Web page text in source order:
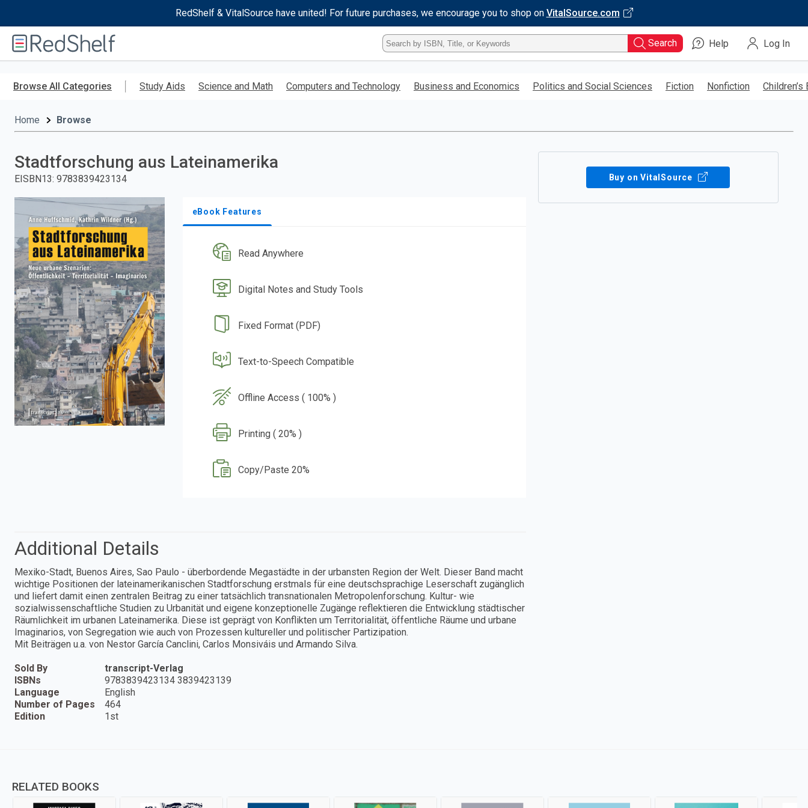
RedShelf & VitalSource have united! For future purchases, we encourage you to shop on VitalSource.com
RedShelf
Type
ISBN,
Title,
Keyword
Search Help Log In
Browse All Categories Study Aids Science and Math Computers and Technology Business and Economics Politics and Social Sciences Fiction Nonfiction Children’s
Home Browse
Stadtforschung aus Lateinamerika
EISBN13: 9783839423134
eBook Features
Read Anywhere
Digital Notes and Study Tools
Fixed Format (PDF)
Text-to-Speech Compatible
Offline Access ( 100% )
Printing ( 20% )
Copy/Paste 20%
Buy on VitalSource
Additional Details
Mexiko-Stadt, Buenos Aires, Sao Paulo - überbordende Megastädte in der urbansten Region der Welt. Dieser Band macht
wichtige Positionen der lateinamerikanischen Stadtforschung erstmals für eine deutschsprachige Leserschaft zugänglich
und liefert damit einen zentralen Beitrag zu einer tatsächlich transnationalen Metropolenforschung. Kultur- wie
sozialwissenschaftliche Studien zu Urbanität und eigene konzeptionelle Zugänge reflektieren die Entwicklung städtischer
Räumlichkeit im urbanen Lateinamerika. Diese ist geprägt von Konflikten um Territorialität, öffentliche Räume und urbane
Imaginarios, von Segregation wie auch von Prozessen kultureller und politischer Partizipation.
Mit Beiträgen u.a. von Nestor García Canclini, Carlos Monsiváis und Armando Silva.
Sold By
transcript-Verlag
ISBNs
9783839423134 3839423139
Language
English
Number of Pages
464
Edition
1st
RELATED BOOKS